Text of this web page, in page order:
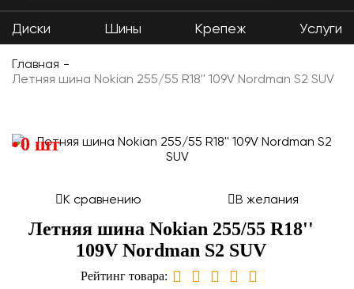
Диски Шины Крепеж Услуги
Главная
Летняя шина Nokian 255/55 R18'' 109V Nordman S2 SUV
0 шт
К сравнению В желания
Летняя шина Nokian 255/55 R18''
109V Nordman S2 SUV
Рейтинг товара: